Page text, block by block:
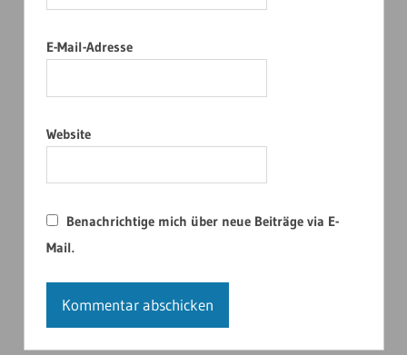
E-Mail-Adresse
Website
Benachrichtige mich über neue Beiträge via E-
Mail.